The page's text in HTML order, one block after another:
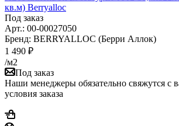
кв.м) Berryalloс
Под заказ
Арт.: 00-00027050
Бренд: BERRYALLOC (Берри Аллок)
1 490 ₽
/м2
Под заказ
Наши менеджеры обязательно свяжутся с
условия заказа